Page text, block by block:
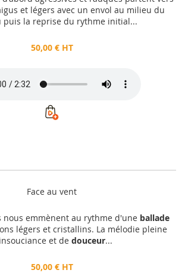
et légers avec un envol au milieu du
puis la reprise du rythme initial...
50,00 € HT
Face au vent
nous emmènent au rythme d'une ballade
légers et cristallins. La mélodie pleine
et de douceur...
50,00 € HT